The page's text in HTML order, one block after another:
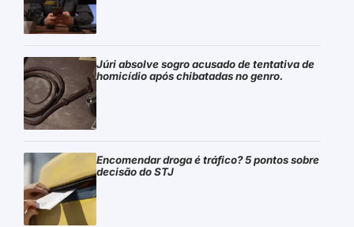
Júri absolve sogro acusado de tentativa de
homicídio após chibatadas no genro.
Encomendar droga é tráfico? 5 pontos sobre
decisão do STJ